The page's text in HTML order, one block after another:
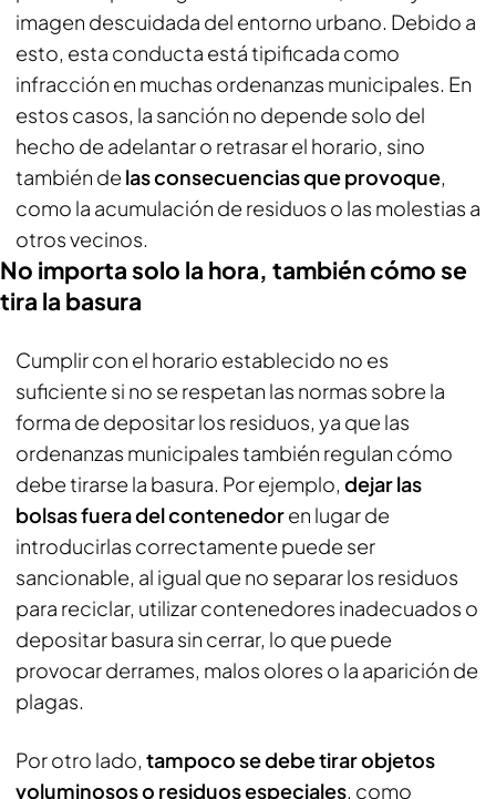
imagen descuidada del entorno urbano. Debido a
esto, esta conducta está tipificada como
infracción en muchas ordenanzas municipales. En
estos casos, la sanción no depende solo del
hecho de adelantar o retrasar el horario, sino
también de las consecuencias que provoque,
como la acumulación de residuos o las molestias a
otros vecinos.
No importa solo la hora, también cómo se
tira la basura
Cumplir con el horario establecido no es
suficiente si no se respetan las normas sobre la
forma de depositar los residuos, ya que las
ordenanzas municipales también regulan cómo
debe tirarse la basura. Por ejemplo, dejar las
bolsas fuera del contenedoren lugar de
introducirlas correctamente puede ser
sancionable, al igual que no separar los residuos
para reciclar, utilizar contenedores inadecuados o
depositar basura sin cerrar, lo que puede
provocar derrames, malos olores o la aparición de
plagas.
Por otro lado, tampoco se debe tirar objetos
voluminosos o residuos especiales, como